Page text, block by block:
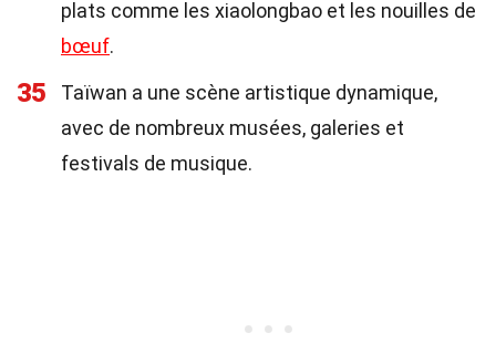
plats comme les xiaolongbao et les nouilles de
bœuf.
35
Taïwan a une scène artistique dynamique,
avec de nombreux musées, galeries et
festivals de musique.